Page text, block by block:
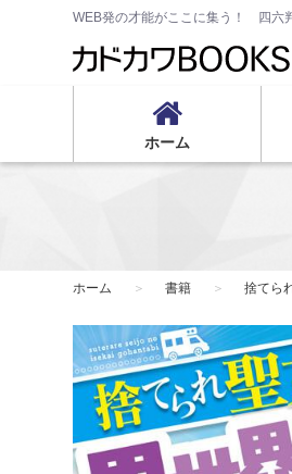
WEB発の才能がここに集う！ 四六
ホーム
ホーム 書籍 捨てら